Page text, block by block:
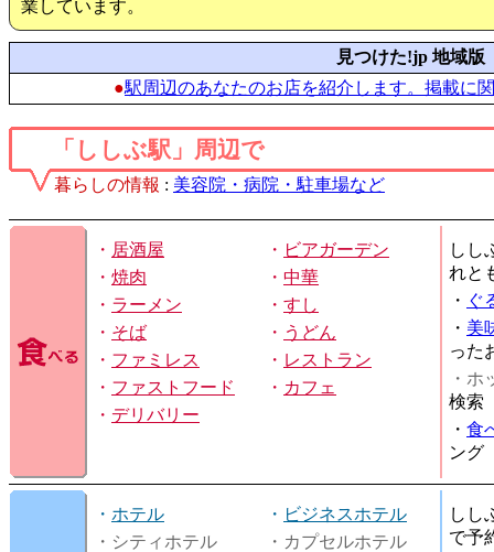
業しています。
見つけた!jp 地域版
●駅周辺のあなたのお店を紹介します。掲載に
「ししぶ駅」周辺で
暮らしの情報 : 美容院・病院・駐車場など
・ 居酒屋 ・ ビアガーデン
・ 焼肉 ・ 中華
・ ラーメン ・ すし
・ そば ・ うどん
・ ファミレス ・ レストラン
・ ファストフード ・ カフェ
・ デリバリー
しし
れと
・ ぐ
・ 美
った
・ホ
検索
・ 食
ング
・ ホテル ・ ビジネスホテル
・シティホテル
・カプセルホテル
しし
で予